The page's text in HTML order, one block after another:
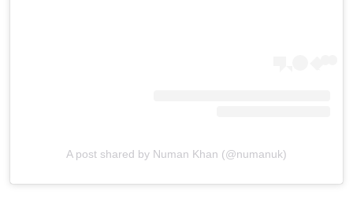
A post shared by Numan Khan (@numanuk)